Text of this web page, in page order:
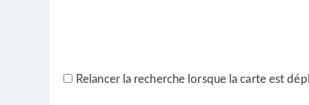
Relancer la recherche lorsque la carte est